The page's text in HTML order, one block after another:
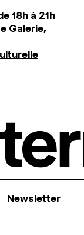
18h à 21h
Galerie,
Newsletter